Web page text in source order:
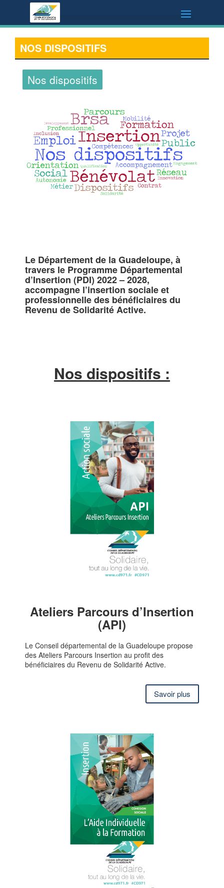
NOS DISPOSITIFS
Le Département de la Guadeloupe, à
travers le Programme Départemental
d’Insertion (PDI) 2022 – 2028,
accompagne l’insertion sociale et
professionnelle des bénéficiaires du
Revenu de Solidarité Active.
Nos dispositifs :
Ateliers Parcours d’Insertion
(API)
Le Conseil départemental de la Guadeloupe propose
des Ateliers Parcours Insertion au profit des
bénéficiaires du Revenu de Solidarité Active.
Savoir plus